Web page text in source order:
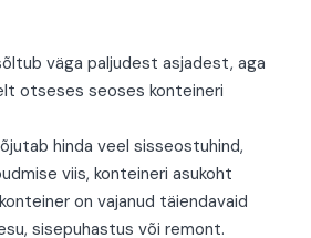
väga paljudest asjadest, aga
otseses seoses konteineri
hinda veel sisseostuhind,
viis, konteineri asukoht
on vajanud täiendavaid
sisepuhastus või remont.